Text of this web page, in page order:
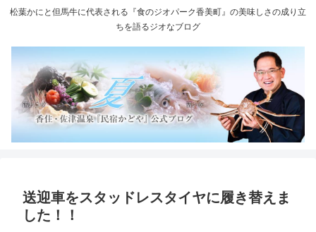
松葉かにと但馬牛に代表される『食のジオパーク香美町』の美味しさの成り立
ちを語るジオなブログ
送迎車をスタッドレスタイヤに履き替えま
した！！